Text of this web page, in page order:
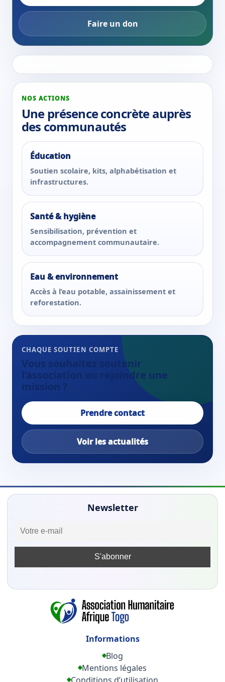
Faire un don
NOS ACTIONS
Une présence concrète auprès
des communautés
Éducation
Soutien scolaire, kits, alphabétisation et
infrastructures.
Santé & hygiène
Sensibilisation, prévention et
accompagnement communautaire.
Eau & environnement
Accès à l’eau potable, assainissement et
reforestation.
CHAQUE SOUTIEN COMPTE
Vous souhaitez soutenir
l’association ou rejoindre une
mission ?
Prendre contact
Voir les actualités
Newsletter
Informations
Blog
Mentions légales